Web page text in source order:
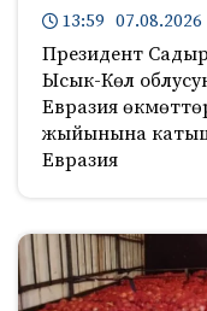
13:59 07.08.2026
Президент
Ысык-Көл
Евразия
жыйынына
Евразия